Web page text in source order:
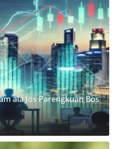
ala Jos Parengkuan Bos